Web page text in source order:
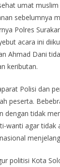
umat
sebelumnya
Polres
acara ini
Ahmad Dani
keributan.
Polisi dan
peserta.
dengan tidak
wanti agar tidak
politisi Kota